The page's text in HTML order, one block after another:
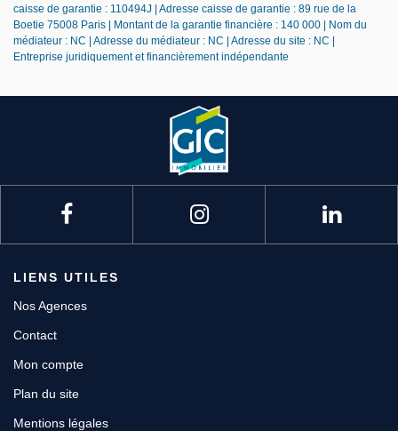
caisse de garantie : 110494J | Adresse caisse de garantie : 89 rue de la
Boetie 75008 Paris | Montant de la garantie financière : 140 000 | Nom du
médiateur : NC | Adresse du médiateur : NC | Adresse du site : NC |
Entreprise juridiquement et financièrement indépendante
LIENS UTILES
Nos Agences
Contact
Mon compte
Plan du site
Mentions légales